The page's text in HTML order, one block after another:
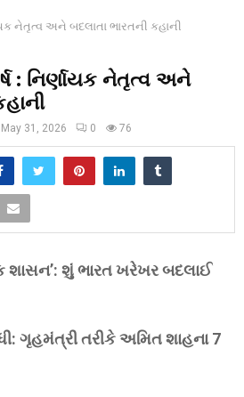
નેતૃત્વ અને બદલાતા ભારતની કહાની
: નિર્ણાયક નેતૃત્વ અને
May 31, 2026 0 76
શાસન’: શું ભારત ખરેખર બદલાઈ
ગૃહમંત્રી તરીકે અમિત શાહના 7